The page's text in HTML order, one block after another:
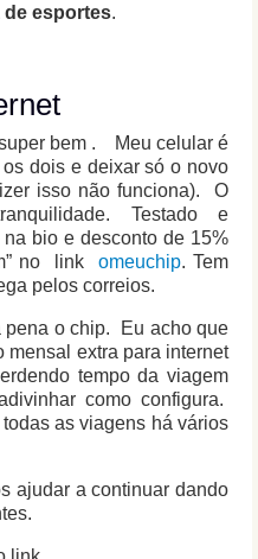
esportes.
bem . Meu celular é
dois e deixar só o novo
isso não funciona). O
Testado e
bio e desconto de 15%
no link omeuchip. Tem
pelos correios.
pena o chip. Eu acho que
mensal extra para internet
tempo da viagem
como configura.
as viagens há vários
ajudar a continuar dando